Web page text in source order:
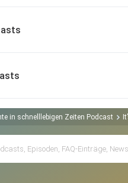
in schnelllebigen Zeiten Podcast